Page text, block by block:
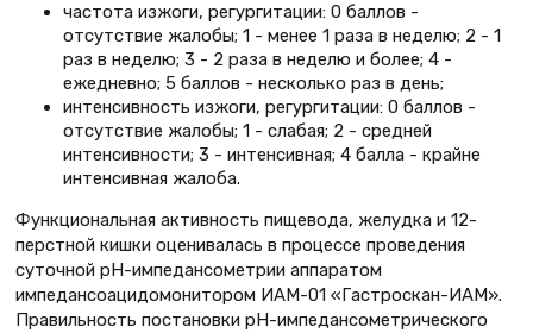
частота изжоги, регургитации: 0 баллов -
отсутствие жалобы; 1 - менее 1 раза в неделю; 2 - 1
раз в неделю; 3 - 2 раза в неделю и более; 4 -
ежедневно; 5 баллов - несколько раз в день;
интенсивность изжоги, регургитации: 0 баллов -
отсутствие жалобы; 1 - слабая; 2 - средней
интенсивности; 3 - интенсивная; 4 балла - крайне
интенсивная жалоба.
Функциональная активность пищевода, желудка и 12-
перстной кишки оценивалась в процессе проведения
суточной рН-импедансометрии аппаратом
импедансоацидомонитором ИАМ-01 «Гастроскан-ИАМ».
Правильность постановки рН-импедансометрического